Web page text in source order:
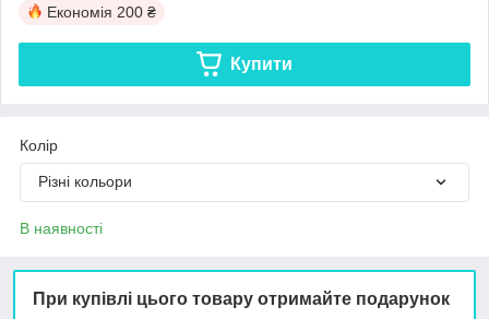
Економія 200 ₴
Купити
Колір
Різні кольори
В наявності
При купівлі цього товару отримайте подарунок